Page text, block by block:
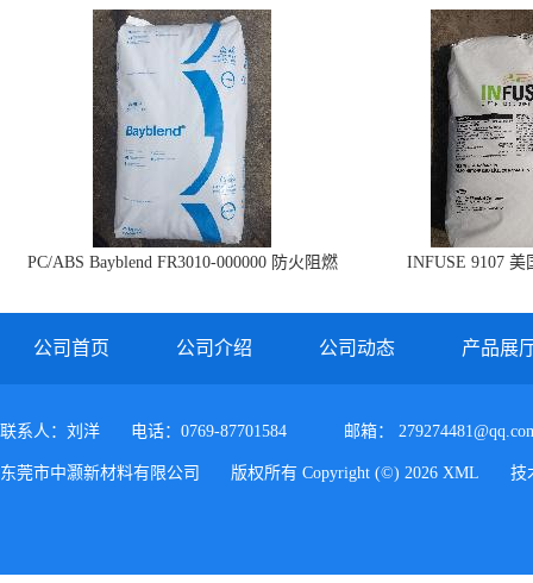
PC/ABS Bayblend FR3010-000000 防火阻燃
INFUSE 9107 美
公司首页 公司介绍 公司动态 产品展
联系人：刘洋 电话：0769-87701584 邮箱：
东莞市中灏新材料有限公司 版权所有 Copyright (©) 2026 XML 技